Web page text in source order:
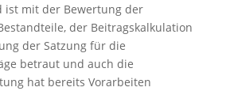
ist mit der Bewertung der
der Beitragskalkulation
der Satzung für die
betraut und auch die
hat bereits Vorarbeiten